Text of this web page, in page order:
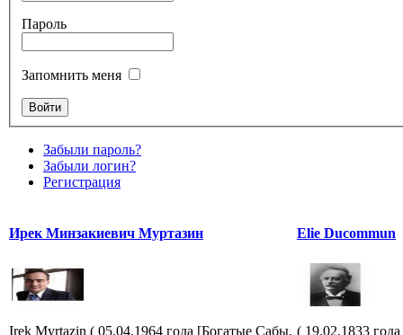
Пароль
Запомнить меня
Забыли пароль?
Забыли логин?
Регистрация
Ирек Минзакиевич Муртазин
Irek Myrtazin ( 05.04.1964 года [Богатые Сабы,
Elie Ducommun
( 19.02.1833